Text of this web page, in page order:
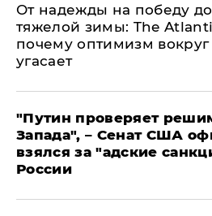
От надежды на победу
тяжелой зимы: The
почему оптимизм
угасает
"Путин проверяет
Запада", – Сенат США
взялся за "адские
России